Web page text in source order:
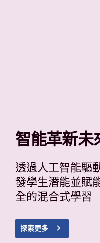
智能革新未
透過人工智能驅
發學生潛能並賦
全的混合式學習
探索更多 navigate_next